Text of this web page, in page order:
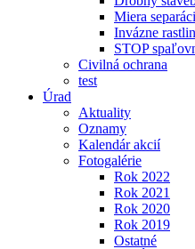
Miera
Invázne
STOP
Civilná ochrana
test
Úrad
Aktuality
Oznamy
Kalendár akcií
Fotogalérie
Rok 2022
Rok 2021
Rok 2020
Rok 2019
Ostatné